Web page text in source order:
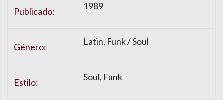
Publicado: 1989
Género: Latin, Funk / Soul
Estilo: Soul, Funk